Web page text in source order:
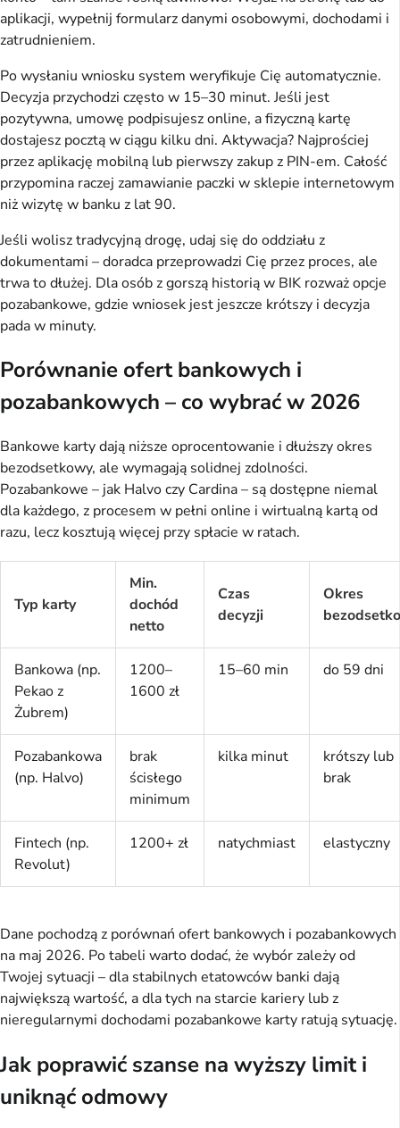
aplikacji, wypełnij formularz danymi osobowymi, dochodami i
zatrudnieniem.
Po wysłaniu wniosku system weryfikuje Cię automatycznie.
Decyzja przychodzi często w 15–30 minut. Jeśli jest
pozytywna, umowę podpisujesz online, a fizyczną kartę
dostajesz pocztą w ciągu kilku dni. Aktywacja? Najprościej
przez aplikację mobilną lub pierwszy zakup z PIN-em. Całość
przypomina raczej zamawianie paczki w sklepie internetowym
niż wizytę w banku z lat 90.
Jeśli wolisz tradycyjną drogę, udaj się do oddziału z
dokumentami – doradca przeprowadzi Cię przez proces, ale
trwa to dłużej. Dla osób z gorszą historią w BIK rozważ opcje
pozabankowe, gdzie wniosek jest jeszcze krótszy i decyzja
pada w minuty.
Porównanie ofert bankowych i
pozabankowych – co wybrać w 2026
Bankowe karty dają niższe oprocentowanie i dłuższy okres
bezodsetkowy, ale wymagają solidnej zdolności.
Pozabankowe – jak Halvo czy Cardina – są dostępne niemal
dla każdego, z procesem w pełni online i wirtualną kartą od
razu, lecz kosztują więcej przy spłacie w ratach.
Typ karty
Min.
dochód
netto
Czas
decyzji
Okres
Bankowa (np.
Pekao z
Żubrem)
1200–
1600 zł
15–60 min do 59 dni
Pozabankowa
(np. Halvo)
brak
ścisłego
minimum
kilka minut
krótszy lub
brak
Fintech (np.
Revolut)
1200+ zł natychmiast elastyczny
Dane pochodzą z porównań ofert bankowych i pozabankowych
na maj 2026. Po tabeli warto dodać, że wybór zależy od
Twojej sytuacji – dla stabilnych etatowców banki dają
największą wartość, a dla tych na starcie kariery lub z
nieregularnymi dochodami pozabankowe karty ratują sytuację.
Jak poprawić szanse na wyższy limit i
uniknąć odmowy